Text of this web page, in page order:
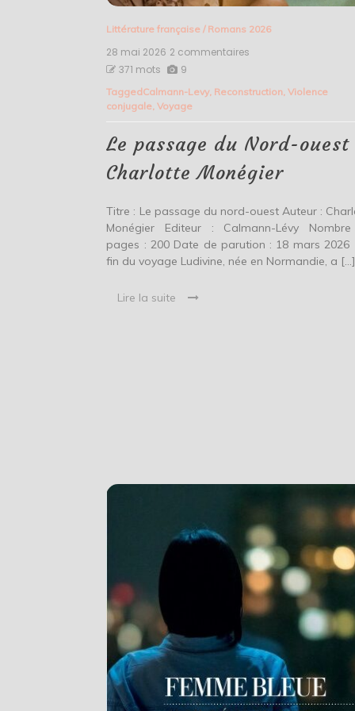
Littérature française / Romans 2026
28 mai 2026 2 commentaires
du
–
Charlotte
Monégier
371 mots 9
TaggedCalmann-Levy, Reconstruction ,Violence
conjugale ,Voyage
Le passage du Nord-
Charlotte Monégier
Titre : Le passage du nord-ouest Auteur :
Monégier Editeur : Calmann-Lévy
pages : 200 Date de parution : 18 mars
fin du voyage Ludivine, née en Normandie, a […]
Lire la suite